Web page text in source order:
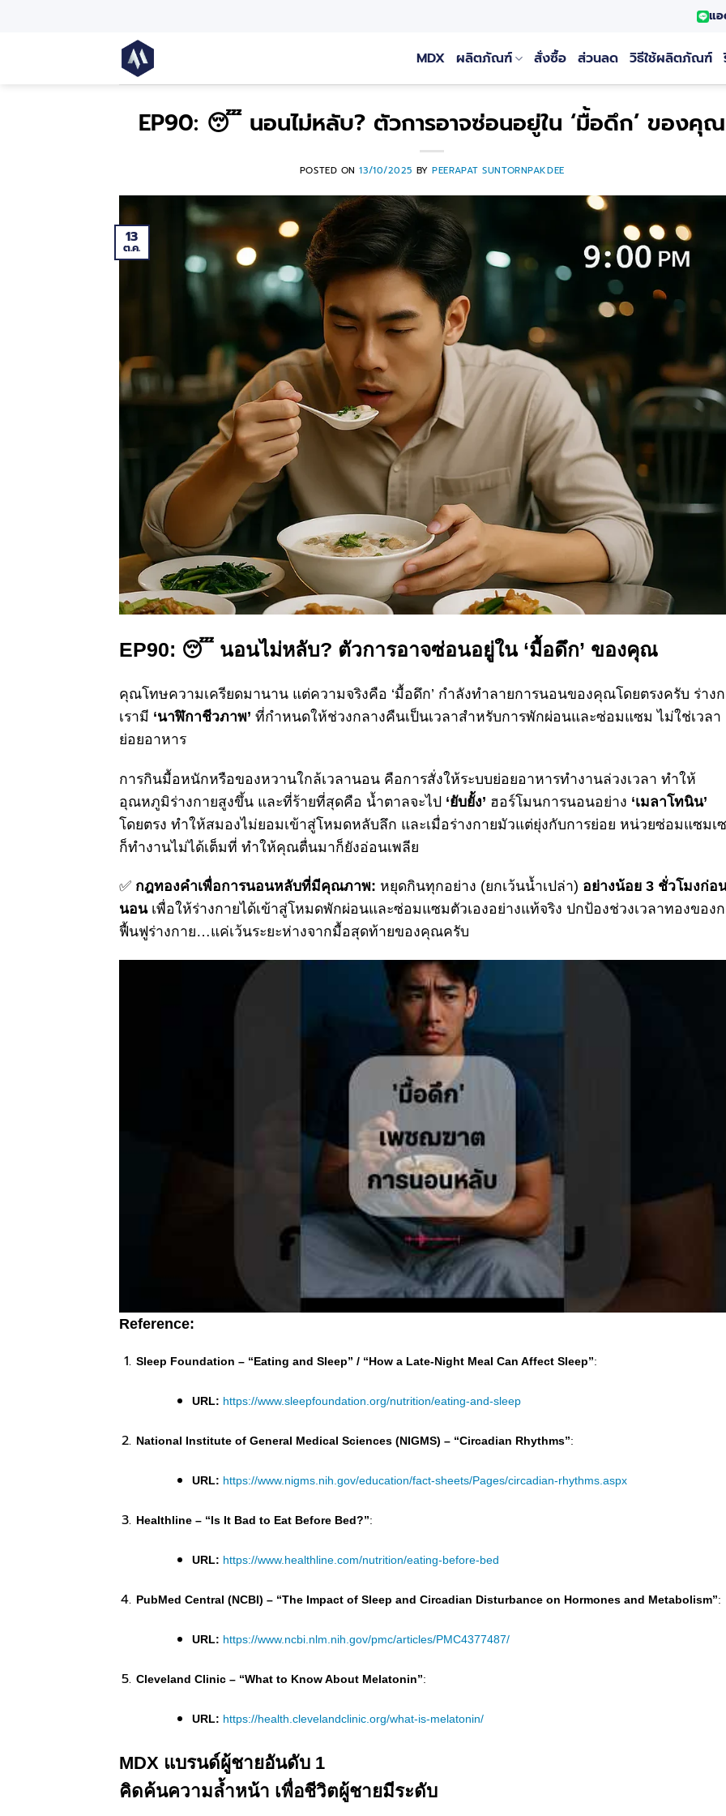
แ
MDX ผลิตภัณฑ์ สั่งซื้อ ส่วนลด วิธีใช้ผลิตภัณฑ์
EP90: 😴 นอนไม่หลับ? ตัวการอาจซ่อนอยู่ใน ‘มื้อดึก’ ของคุณ
POSTED ON13/10/2025 BYPEERAPAT SUNTORNPAKDEE
13
ต.ค.
EP90: 😴 นอนไม่หลับ? ตัวการอาจซ่อนอยู่ใน ‘มื้อดึก’ ของคุณ
คุณโทษความเครียดมานาน แต่ความจริงคือ ‘มื้อดึก’ กำลังทำลายการนอนของคุณโดยตรงครับ ร่าง
เรามี ‘นาฬิกาชีวภาพ’ ที่กำหนดให้ช่วงกลางคืนเป็นเวลาสำหรับการพักผ่อนและซ่อมแซม ไม่ใช่เวลา
ย่อยอาหาร
การกินมื้อหนักหรือของหวานใกล้เวลานอน คือการสั่งให้ระบบย่อยอาหารทำงานล่วงเวลา ทำให้
อุณหภูมิร่างกายสูงขึ้น และที่ร้ายที่สุดคือ น้ำตาลจะไป ‘ยับยั้ง’ ฮอร์โมนการนอนอย่าง ‘เมลาโทนิน’
โดยตรง ทำให้สมองไม่ยอมเข้าสู่โหมดหลับลึก และเมื่อร่างกายมัวแต่ยุ่งกับการย่อย หน่วยซ่อมแซมเ
ก็ทำงานไม่ได้เต็มที่ ทำให้คุณตื่นมาก็ยังอ่อนเพลีย
✅ กฎทองคำเพื่อการนอนหลับที่มีคุณภาพ: หยุดกินทุกอย่าง (ยกเว้นน้ำเปล่า) อย่างน้อย 3 ชั่วโมงก่อ
นอนเพื่อให้ร่างกายได้เข้าสู่โหมดพักผ่อนและซ่อมแซมตัวเองอย่างแท้จริง ปกป้องช่วงเวลาทองของ
ฟื้นฟูร่างกาย…แค่เว้นระยะห่างจากมื้อสุดท้ายของคุณครับ
Reference:
Sleep Foundation – “Eating and Sleep” / “How a Late-Night Meal Can Affect Sleep”:
URL: https://www.sleepfoundation.org/nutrition/eating-and-sleep
National Institute of General Medical Sciences (NIGMS) – “Circadian Rhythms”:
URL: https://www.nigms.nih.gov/education/fact-sheets/Pages/circadian-rhythms.aspx
Healthline – “Is It Bad to Eat Before Bed?”:
URL: https://www.healthline.com/nutrition/eating-before-bed
PubMed Central (NCBI) – “The Impact of Sleep and Circadian Disturbance on Hormones and Metabolism”:
URL: https://www.ncbi.nlm.nih.gov/pmc/articles/PMC4377487/
Cleveland Clinic – “What to Know About Melatonin”:
URL: https://health.clevelandclinic.org/what-is-melatonin/
MDX แบรนด์ผู้ชายอันดับ 1
คิดค้นความล้ำหน้า เพื่อชีวิตผู้ชายมีระดับ